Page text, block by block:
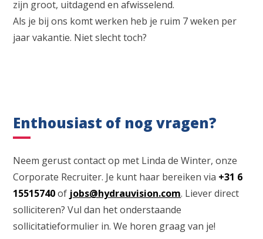
zijn groot, uitdagend en afwisselend.
Als je bij ons komt werken heb je ruim 7 weken per
jaar vakantie. Niet slecht toch?
Enthousiast of nog vragen?
Neem gerust contact op met Linda de Winter, onze
Corporate Recruiter. Je kunt haar bereiken via +31 6
15515740of jobs@hydrauvision.com. Liever direct
solliciteren? Vul dan het onderstaande
sollicitatieformulier in. We horen graag van je!